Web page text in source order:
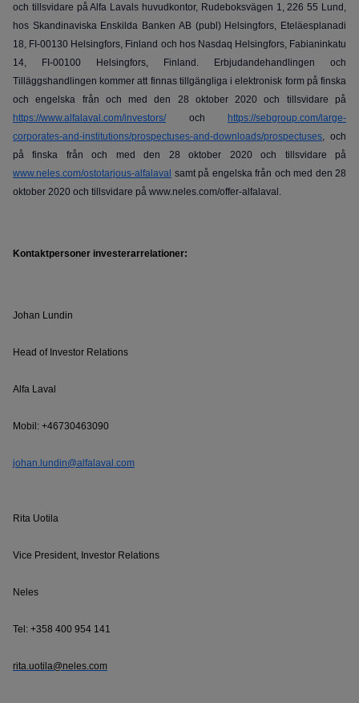
och tillsvidare på Alfa Lavals huvudkontor, Rudeboksvägen 1, 226 55 Lund,
hos Skandinaviska Enskilda Banken AB (publ) Helsingfors, Eteläesplanadi
18, FI-00130 Helsingfors, Finland och hos Nasdaq Helsingfors, Fabianinkatu
14, FI-00100 Helsingfors, Finland. Erbjudandehandlingen och
Tilläggshandlingen kommer att finnas tillgängliga i elektronisk form på finska
och engelska från och med den 28 oktober 2020 och tillsvidare på
https://www.alfalaval.com/investors/och
https://sebgroup.com/large-
corporates-and-institutions/prospectuses-and-downloads/prospectuses, och
på finska från och med den 28 oktober 2020 och tillsvidare på
www.neles.com/ostotarjous-alfalaval samt på engelska från och med den 28
oktober 2020 och tillsvidare på www.neles.com/offer-alfalaval.
Kontaktpersoner investerarrelationer:
Johan Lundin
Head of Investor Relations
Alfa Laval
Mobil: +46730463090
johan.lundin@alfalaval.com
Rita Uotila
Vice President, Investor Relations
Neles
Tel: +358 400 954 141
rita.uotila@neles.com